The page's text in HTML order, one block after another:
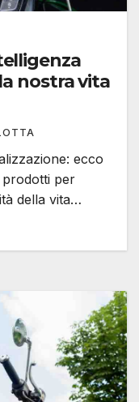
nostra vita
ecco
per
della vita…